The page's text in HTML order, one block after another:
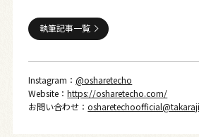
執筆記事一覧
Instagram：@osharetecho
Website：https://osharetecho.com/
お問い合わせ：